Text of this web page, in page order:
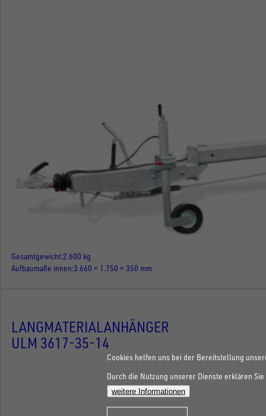
Gesamtgewicht 2.600 kg
Aufbaumaße innen 3.660 × 1.750 × 350 mm
LANGMATERIALANHÄNGER
ULM 3617-35-14
Cookies helfen uns bei der Bereitstellung
Durch die Nutzung unserer Dienste erklären
weitere Informationen